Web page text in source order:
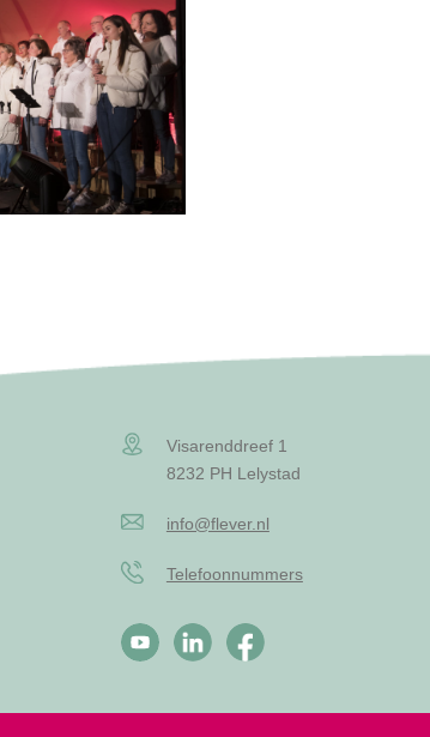
Visarenddreef 1
8232 PH Lelystad
info@flever.nl
Telefoonnummers